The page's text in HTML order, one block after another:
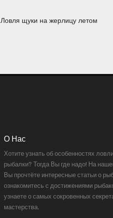
Ловля щуки на жерлицу летом
О Нас
Хотите узнать об особенностях
рыбалки? Тогда Вы где надо! На
Вы прочтёте интересные статьи о
ознакомитесь с достижениями
узнаете о самых сокровенных
мастерства.